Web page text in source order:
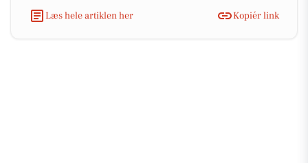
Læs hele artiklen her
Kopiér link